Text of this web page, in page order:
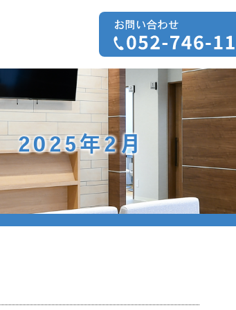
2025年2月